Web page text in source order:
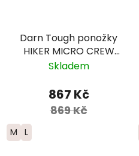
Darn Tough ponožky
HIKER MICRO CREW
Midweight Merino -
Skladem
867 Kč
869 Kč
M L